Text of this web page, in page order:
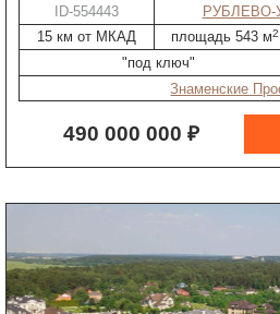
ID-554443
15 км от МКАД
площадь 543 м2
"под ключ"
Знаменские
490 000 000 ₽